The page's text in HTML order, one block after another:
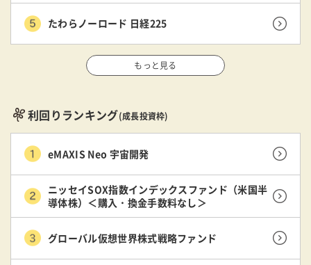
たわらノーロード 日経225
もっと見る
利回りランキング(成長投資枠)
eMAXIS Neo 宇宙開発
ニッセイSOX指数インデックスファンド（米国半
導体株）＜購入・換金手数料なし＞
グローバル仮想世界株式戦略ファンド